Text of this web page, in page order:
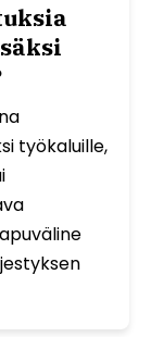
työkaluille,